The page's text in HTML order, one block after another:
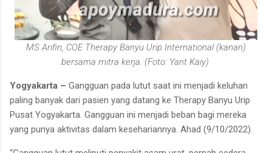
MS Arifin, COE Therapy Banyu Urip International (kanan)
bersama mitra kerja. (Foto: Yant Kaiy)
Yogyakarta – Gangguan pada lutut saat ini menjadi keluhan
paling banyak dari pasien yang datang ke Therapy Banyu Urip
Pusat Yogyakarta. Gangguan ini menjadi beban bagi mereka
yang punya aktivitas dalam kesehariannya. Ahad (9/10/2022).